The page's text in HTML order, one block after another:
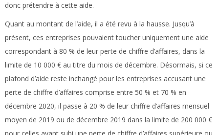
donc prétendre à cette aide.
Quant au montant de l’aide, il a été revu à la hausse. Jusqu’à
présent, ces entreprises pouvaient toucher uniquement une aide
correspondant à 80 % de leur perte de chiffre d’affaires, dans la
limite de 10 000 € au titre du mois de décembre. Désormais, si ce
plafond d’aide reste inchangé pour les entreprises accusant une
perte de chiffre d’affaires comprise entre 50 % et 70 % en
décembre 2020, il passe à 20 % de leur chiffre d’affaires mensuel
moyen de 2019 ou de décembre 2019 dans la limite de 200 000 €